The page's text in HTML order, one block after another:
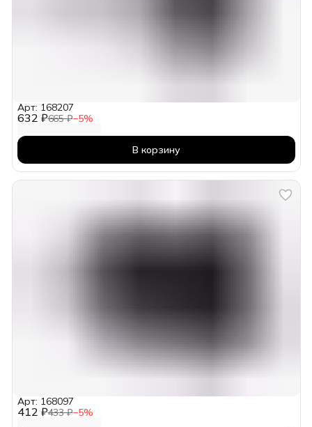
632 ₽665 ₽−5%
Арт: 168207
В корзину
412 ₽433 ₽−5%
Арт: 168097